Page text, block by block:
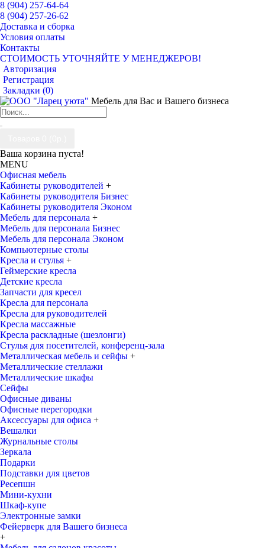
8 (904) 257-64-64
8 (904) 257-26-62
Доставка и сборка
Условия оплаты
Контакты
СТОИМОСТЬ УТОЧНЯЙТЕ У МЕНЕДЖЕРОВ!
Авторизация
Регистрация
Закладки (0)
Мебель для Вас и Вашего бизнеса
Ваша корзина пуста!
MENU
Офисная мебель
Кабинеты руководителей +
Кабинеты руководителя Бизнес
Кабинеты руководителя Эконом
Мебель для персонала +
Мебель для персонала Бизнес
Мебель для персонала Эконом
Компьютерные столы
Кресла и стулья +
Геймерские кресла
Детские кресла
Запчасти для кресел
Кресла для персонала
Кресла для руководителей
Кресла массажные
Кресла раскладные (шезлонги)
Стулья для посетителей, конференц-зала
Металлическая мебель и сейфы +
Металлические стеллажи
Металлические шкафы
Сейфы
Офисные диваны
Офисные перегородки
Аксессуары для офиса +
Вешалки
Журнальные столы
Зеркала
Подарки
Подставки для цветов
Ресепшн
Мини-кухни
Шкаф-купе
Электронные замки
Фейерверк для Вашего бизнеса
+